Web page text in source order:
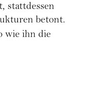
stattdessen
betont.
wie ihn die